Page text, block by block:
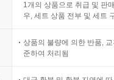
1개의 상품으로 취급 및 판
우, 세트 상품 전부 및 세트
상품의 불량에 의한 반품,
준하여 처리됨